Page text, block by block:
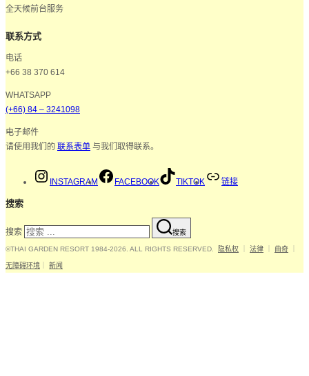
全天候前台服务
联系方式
电话
+66 38 370 614
WHATSAPP
(+66) 84 – 3241098
电子邮件
请使用我们的 联系表单 与我们取得联系。
INSTAGRAM FACEBOOK TIKTOK 链接
搜索
搜索 搜索
©THAI GARDEN RESORT 1984-2026. ALL RIGHTS RESERVED. 隐私权 法律 曲奇
无障碍环境 新闻